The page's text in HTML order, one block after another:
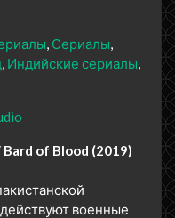
Сериалы
Индийские сериалы
of Blood (2019)
военные